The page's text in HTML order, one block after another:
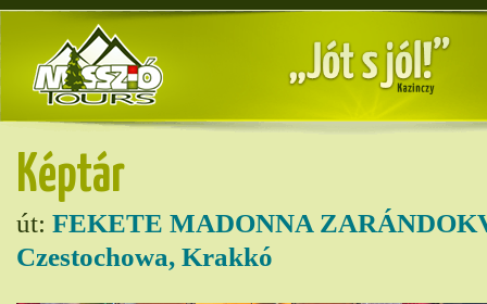
Képtár
út: FEKETE MADONNA
Czestochowa, Krakkó